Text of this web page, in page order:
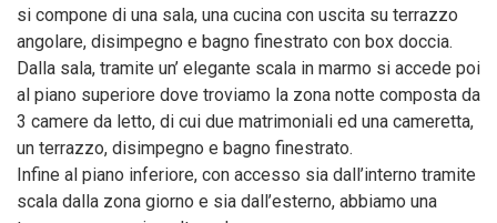
si compone di una sala, una cucina con uscita su terrazzo
angolare, disimpegno e bagno finestrato con box doccia.
Dalla sala, tramite un’ elegante scala in marmo si accede poi
al piano superiore dove troviamo la zona notte composta da
3 camere da letto, di cui due matrimoniali ed una cameretta,
un terrazzo, disimpegno e bagno finestrato.
Infine al piano inferiore, con accesso sia dall’interno tramite
scala dalla zona giorno e sia dall’esterno, abbiamo una